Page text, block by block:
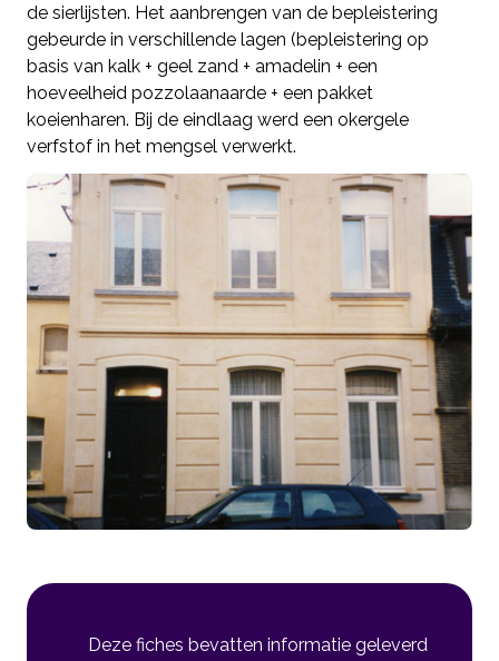
de sierlijsten. Het aanbrengen van de bepleistering
gebeurde in verschillende lagen (bepleistering op
basis van kalk + geel zand + amadelin + een
hoeveelheid pozzolaanaarde + een pakket
koeienharen. Bij de eindlaag werd een okergele
verfstof in het mengsel verwerkt.
Deze fiches bevatten informatie geleverd